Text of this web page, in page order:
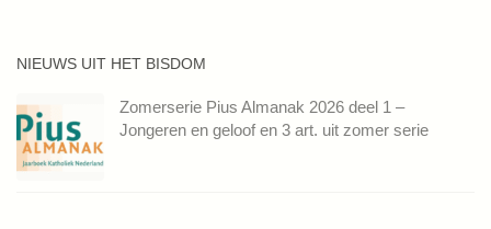
NIEUWS UIT HET BISDOM
Zomerserie Pius Almanak 2026 deel 1 –
Jongeren en geloof en 3 art. uit zomer serie